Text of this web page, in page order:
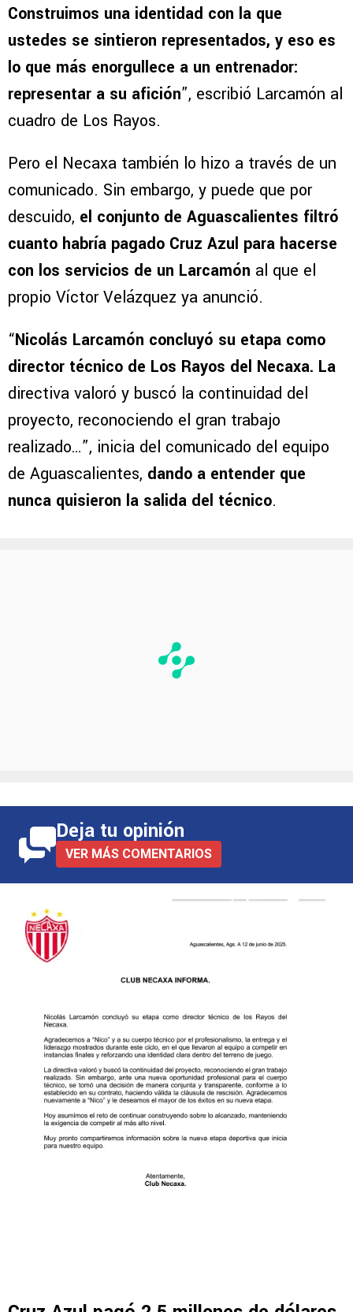
Construimos una identidad con la que
ustedes se sintieron representados, y eso es
lo que más enorgullece a un entrenador:
representar a su afición”, escribió Larcamón al
cuadro de Los Rayos.
Pero el Necaxa también lo hizo a través de un
comunicado. Sin embargo, y puede que por
descuido, el conjunto de Aguascalientes filtró
cuanto habría pagado Cruz Azul para hacerse
con los servicios de un Larcamón al que el
propio Víctor Velázquez ya anunció.
“Nicolás Larcamón concluyó su etapa como
director técnico de Los Rayos del Necaxa. La
directiva valoró y buscó la continuidad del
proyecto, reconociendo el gran trabajo
realizado…”, inicia del comunicado del equipo
de Aguascalientes, dando a entender que
nunca quisieron la salida del técnico.
Deja tu opinión
VER MÁS COMENTARIOS